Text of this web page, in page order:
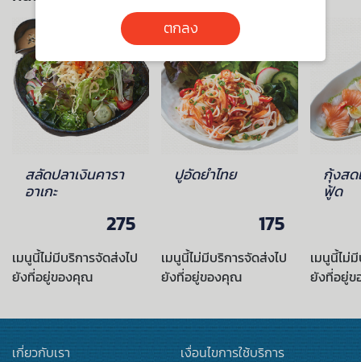
สลัดปลาเงินคารา
อาเกะ
275
เมนูนี้ไม่มีบริการจัดส่งไป
ยังที่อยู่ของคุณ
ปูอัดยำไทย
175
เมนูนี้ไม่มีบริการจัดส่งไป
ยังที่อยู่ของคุณ
กุ้งส
ฟู้ด
เมนูนี้ไม่
ยังที่อยู่
เกี่ยวกับเรา เงื่อนไขการใช้บริการ
ตกลง